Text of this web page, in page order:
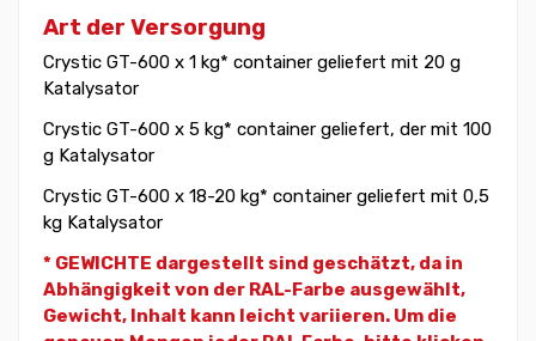
Art der Versorgung
Crystic GT-600 x 1 kg* container geliefert mit 20 g
Katalysator
Crystic GT-600 x 5 kg* container geliefert, der mit 100
g Katalysator
Crystic GT-600 x 18-20 kg* container geliefert mit 0,5
kg Katalysator
* GEWICHTE dargestellt sind geschätzt, da in
Abhängigkeit von der RAL-Farbe ausgewählt,
Gewicht, Inhalt kann leicht variieren. Um die